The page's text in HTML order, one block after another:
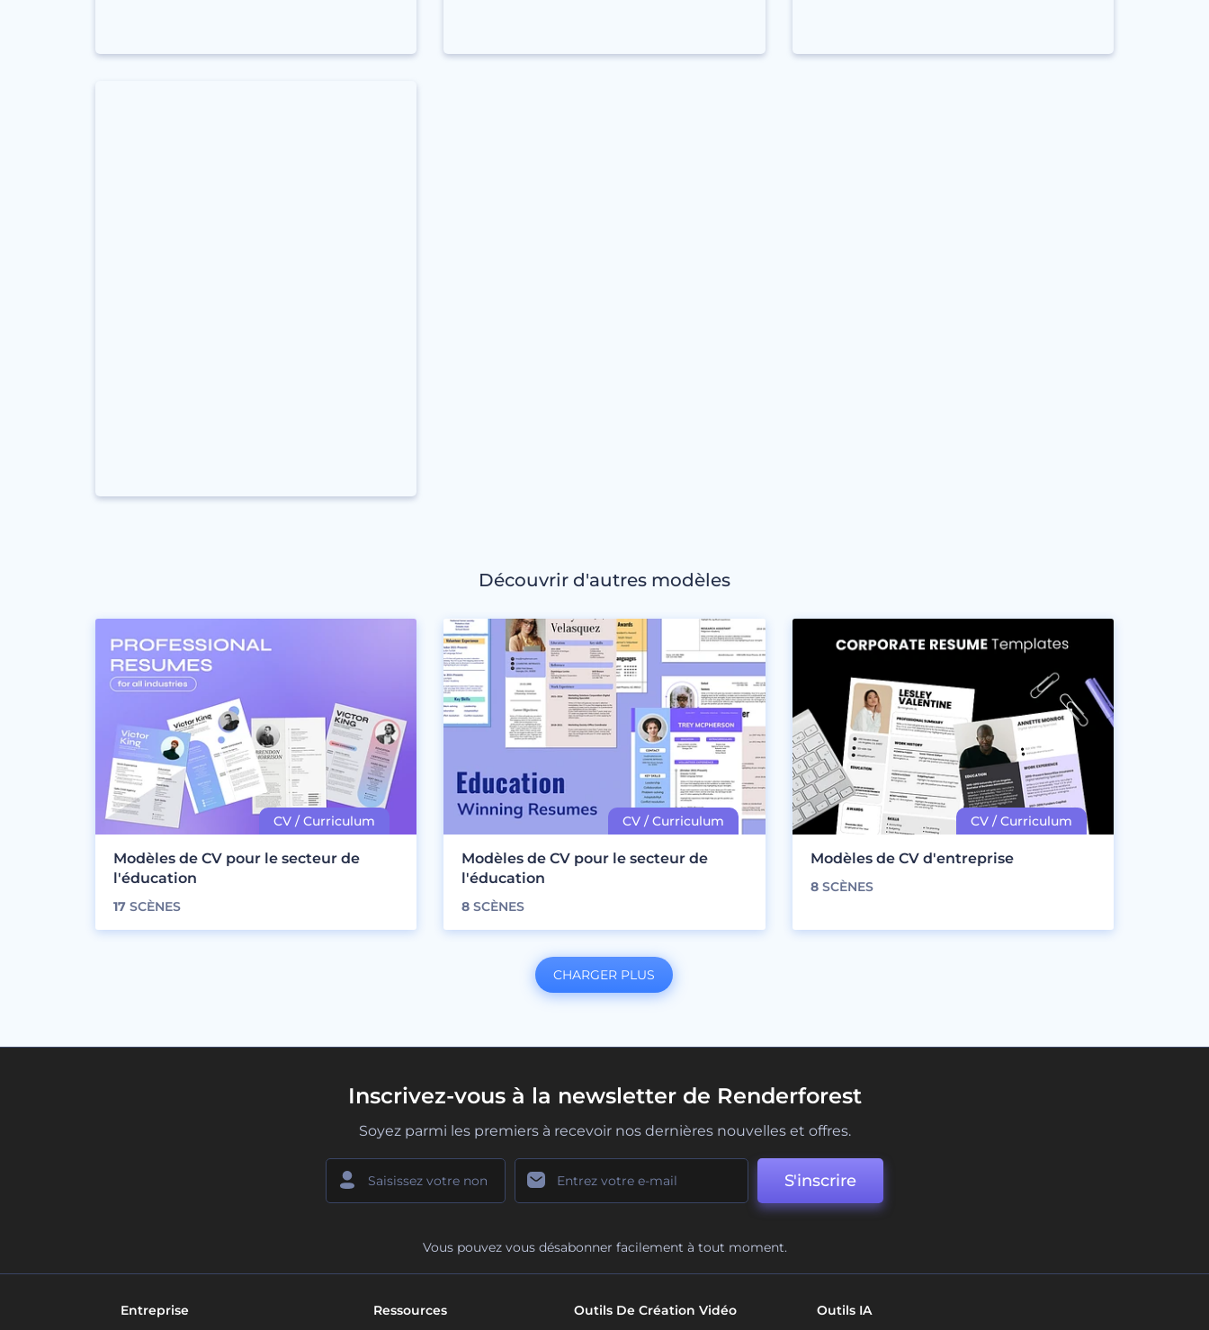
Découvrir d'autres modèles
Modèles de CV pour le secteur de
l'éducation
17 SCÈNES
Modèles de CV pour le secteur de
l'éducation
8 SCÈNES
Modèles de CV d'entreprise
8SCÈNES
CHARGER PLUS
Inscrivez-vous à la newsletter de Renderforest
Soyez parmi les premiers à recevoir nos dernières nouvelles et offres.
S'inscrire
Vous pouvez vous désabonner facilement à tout moment.
Entreprise Ressources Outils De Création Vidéo Outils IA